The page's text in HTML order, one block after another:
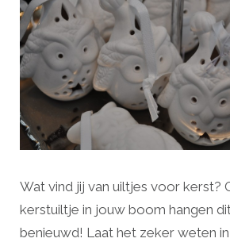
Wat vind jij van uiltjes voor kerst?
kerstuiltje in jouw boom hangen
benieuwd! Laat het zeker weten